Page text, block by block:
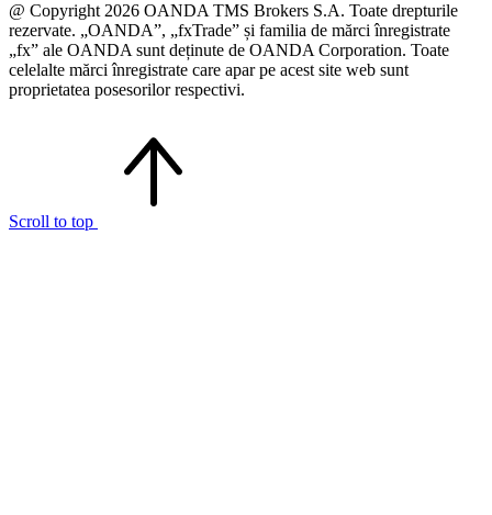
@ Copyright 2026 OANDA TMS Brokers S.A. Toate drepturile
rezervate. „OANDA”, „fxTrade” și familia de mărci înregistrate
„fx” ale OANDA sunt deținute de OANDA Corporation. Toate
celelalte mărci înregistrate care apar pe acest site web sunt
proprietatea posesorilor respectivi.
Scroll to top